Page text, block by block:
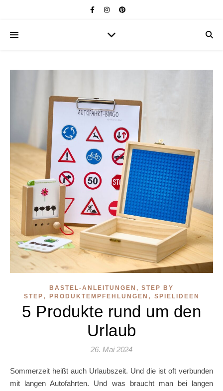
BASTEL-ANLEITUNGEN, STEP BY
STEP , PRODUKTEMPFEHLUNGEN , SPIELIDEEN
5 Produkte rund um den
Urlaub
26. Mai 2024
Sommerzeit heißt auch Urlaubszeit. Und die ist oft verbunden
mit langen Autofahrten. Und was braucht man bei langen